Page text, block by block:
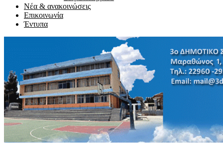
Νέα & ανακοινώσεις
Επικοινωνία
Έντυπα